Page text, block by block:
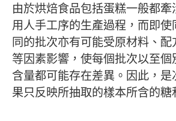
由於烘焙食品包括蛋糕一般都
用人手工序的生產過程，而即使
同的批次亦有可能受原材料、
等因素影響，使每個批次以至
含量都可能存在差異。因此，
果只反映所抽取的樣本所含的糖